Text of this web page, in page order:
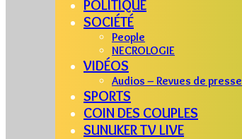
POLITIQUE
SOCIÉTÉ
People
NECROLOGIE
VIDÉOS
Audios – Revues de presse
SPORTS
COIN DES COUPLES
SUNUKER TV LIVE